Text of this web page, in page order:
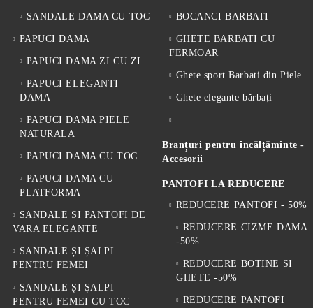
SANDALE DAMA CU TOC
PAPUCI DAMA
PAPUCI DAMA ZI CU ZI
PAPUCI ELEGANTI
DAMA
PAPUCI DAMA PIELE
NATURALA
PAPUCI DAMA CU TOC
PAPUCI DAMA CU
PLATFORMA
SANDALE SI PANTOFI DE
VARA ELEGANTE
SANDALE ȘI ȘALPI
PENTRU FEMEI
SANDALE ȘI ȘALPI
PENTRU FEMEI CU TOC
BOCANCI BARBATI
GHETE BARBATI CU
FERMOAR
Ghete sport Barbati din Piele
Ghete elegante bărbați
Branțuri pentru încălțăminte -
Accesorii
PANTOFI LA REDUCERE
REDUCERE PANTOFI - 50%
REDUCERE CIZME DAMA
-50%
REDUCERE BOTINE SI
GHETE -50%
REDUCERE PANTOFI